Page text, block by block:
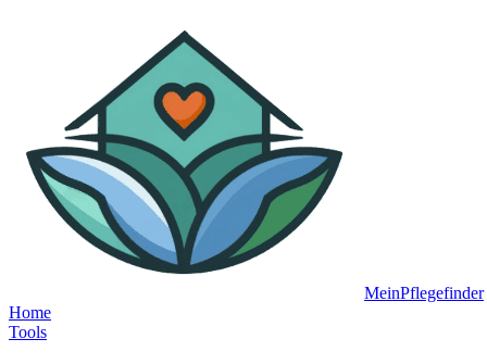
MeinPflegefinder
Home
Tools